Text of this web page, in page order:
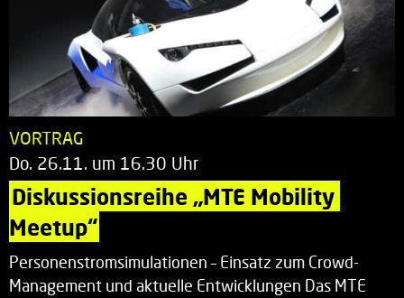
VORTRAG
Do. 26.11. um 16.30 Uhr
Diskussionsreihe „MTE Mobility
Meetup“
Personenstromsimulationen – Einsatz zum Crowd-
Management und aktuelle Entwicklungen Das MTE